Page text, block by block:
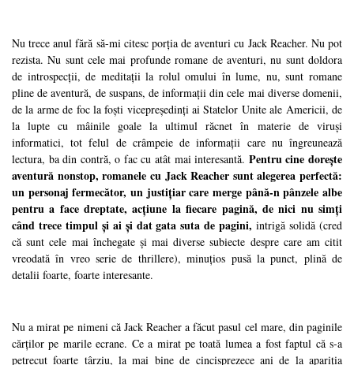
Nu trece anul fără să-mi citesc porția de aventuri cu Jack Reacher. Nu pot
rezista. Nu sunt cele mai profunde romane de aventuri, nu sunt doldora
de introspecții, de meditații la rolul omului în lume, nu, sunt romane
pline de aventură, de suspans, de informații din cele mai diverse domenii,
de la arme de foc la foști vicepreședinți ai Statelor Unite ale Americii, de
la lupte cu mâinile goale la ultimul răcnet în materie de viruși
informatici, tot felul de crâmpeie de informații care nu îngreunează
lectura, ba din contră, o fac cu atât mai interesantă. Pentru cine dorește
aventură nonstop, romanele cu Jack Reacher sunt alegerea perfectă:
un personaj fermecător, un justițiar care merge până-n pânzele albe
pentru a face dreptate, acțiune la fiecare pagină, de nici nu simți
când trece timpul și ai și dat gata suta de pagini, intrigă solidă (cred
că sunt cele mai închegate și mai diverse subiecte despre care am citit
vreodată în vreo serie de thrillere), minuțios pusă la punct, plină de
detalii foarte, foarte interesante.
Nu a mirat pe nimeni că Jack Reacher a făcut pasul cel mare, din paginile
cărților pe marile ecrane. Ce a mirat pe toată lumea a fost faptul că s-a
petrecut foarte târziu, la mai bine de cincisprezece ani de la apariția